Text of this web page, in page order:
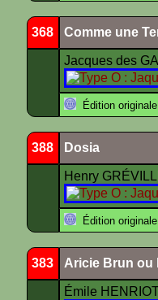
368 Comme une
Jacques des
Édition
388 Dosia
Henry
Édition
383 Aricie Brun ou
Émile